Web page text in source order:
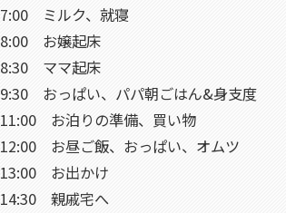
7:00 ミルク、就寝
8:00 お嬢起床
8:30 ママ起床
9:30 おっぱい、パパ朝ごはん&身支度
11:00 お泊りの準備、買い物
12:00 お昼ご飯、おっぱい、オムツ
13:00 お出かけ
14:30 親戚宅へ